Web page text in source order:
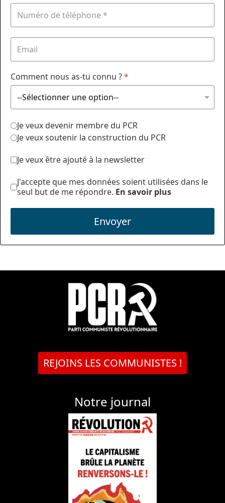
Comment nous as-tu connu ?*
Je veux devenir membre du PCR
Je veux soutenir la construction du PCR
Je veux être ajouté à la newsletter
J'accepte que mes données soient utilisées dans le
seul but de me répondre. En savoir plus
Envoyer
REJOINS LES COMMUNISTES !
Notre journal